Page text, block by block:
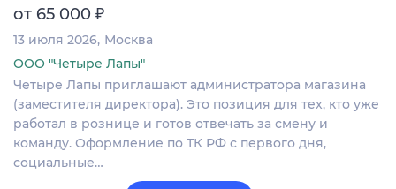
от 65 000 ₽
13 июля 2026 Москва
ООО "Четыре Лапы"
Четыре Лапы приглашают администратора магазина
(заместителя директора). Это позиция для тех, кто уже
работал в рознице и готов отвечать за смену и
команду. Оформление по ТК РФ с первого дня,
социальные…